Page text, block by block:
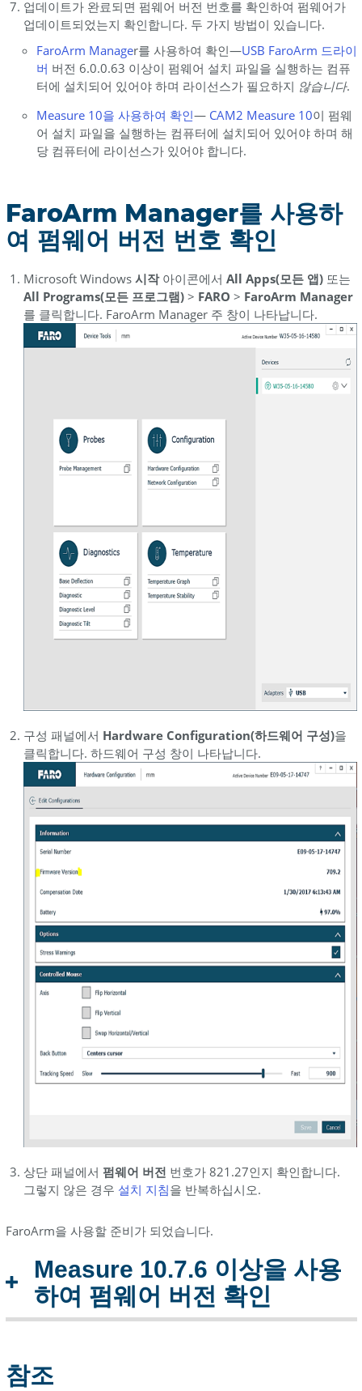
업데이트가 완료되면 펌웨어 버전 번호를 확인하여 펌웨어가
업데이트되었는지 확인합니다. 두 가지 방법이 있습니다.
FaroArm Manager를 사용하여 확인—USB FaroArm 드라이
버 버전 6.0.0.63 이상이 펌웨어 설치 파일을 실행하는 컴퓨
터에 설치되어 있어야 하며 라이선스가 필요하지 않습니다.
Measure 10을 사용하여 확인— CAM2 Measure 10이 펌웨
어 설치 파일을 실행하는 컴퓨터에 설치되어 있어야 하며 해
당 컴퓨터에 라이선스가 있어야 합니다.
FaroArm Manager를 사용하
여 펌웨어 버전 번호 확인
Microsoft Windows 시작아이콘에서 All Apps(모든 앱) 또는
All Programs(모든 프로그램) > FARO > FaroArm Manager
를 클릭합니다. FaroArm Manager 주 창이 나타납니다.
구성 패널에서 Hardware Configuration(하드웨어 구성)을
클릭합니다. 하드웨어 구성 창이 나타납니다.
상단 패널에서 펌웨어 버전 번호가 821.27인지 확인합니다.
그렇지 않은 경우 설치 지침을 반복하십시오.
FaroArm을 사용할 준비가 되었습니다.
Measure 10.7.6 이상을 사용
하여 펌웨어 버전 확인
참조